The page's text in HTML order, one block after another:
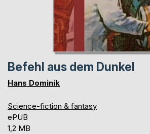
Befehl aus dem Dunkel
Hans Dominik
Science-fiction & fantasy
ePUB
1,2 MB